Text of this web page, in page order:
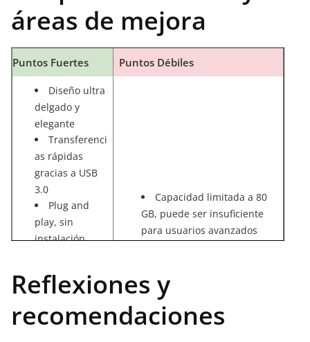
áreas de mejora
Puntos Fuertes Puntos Débiles
Diseño ultra
delgado y
elegante
Transferenci
as rápidas
gracias a USB
3.0
Plug and
play, sin
instalación
dad con
dispositivos
Capacidad limitada a 80
GB, puede ser insuficiente
para usuarios avanzados
volúmenes de datos
Reflexiones y
recomendaciones